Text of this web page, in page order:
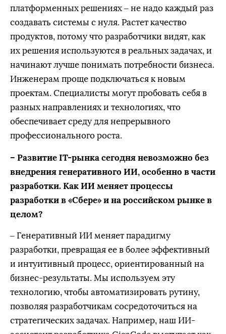
платформенных решениях – не надо каждый раз
создавать системы с нуля. Растет качество
продуктов, потому что разработчики видят, как
их решения используются в реальных задачах, и
начинают лучше понимать потребности бизнеса.
Инженерам проще подключаться к новым
проектам. Специалисты могут пробовать себя в
разных направлениях и технологиях, что
обеспечивает среду для непрерывного
профессионального роста.
– Развитие IT-рынка сегодня невозможно без
внедрения генеративного ИИ, особенно в части
разработки. Как ИИ меняет процессы
разработки в «Сбере» и на российском рынке в
целом?
– Генеративный ИИ меняет парадигму
разработки, превращая ее в более эффективный
и интуитивный процесс, ориентированный на
бизнес-результаты. Мы используем эту
технологию, чтобы автоматизировать рутину,
позволяя разработчикам сосредоточиться на
стратегических задачах. Например, наш ИИ-